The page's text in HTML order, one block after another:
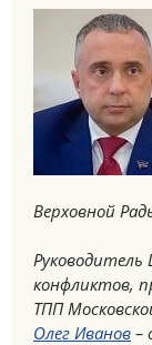
Верховной
Руководитель
конфликтов,
ТПП
Олег Иванов –